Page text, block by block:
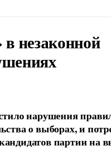
незаконной
нарушения
о выборах, и
партии на